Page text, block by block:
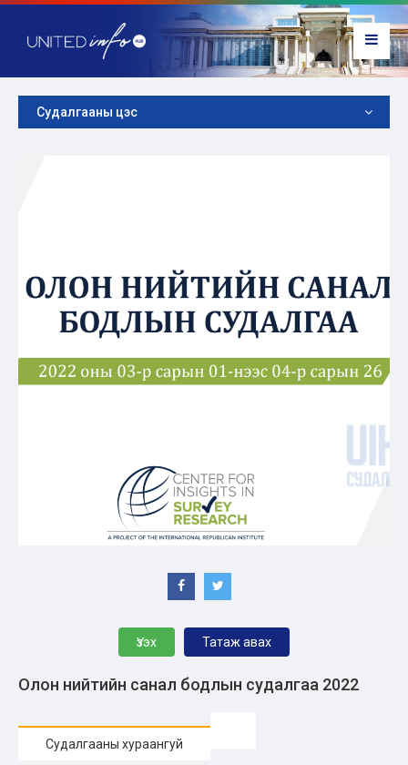
Судалгааны цэс
Үзэх Татаж авах
Олон нийтийн санал бодлын судалгаа 2022
Судалгааны хураангуй